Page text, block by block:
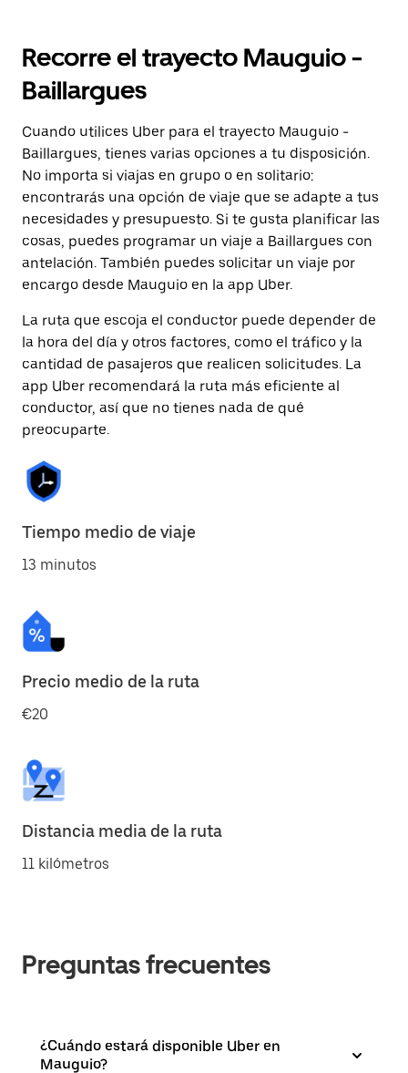
Recorre el trayecto Mauguio -
Baillargues
Cuando utilices Uber para el trayecto Mauguio -
Baillargues, tienes varias opciones a tu disposición.
No importa si viajas en grupo o en solitario:
encontrarás una opción de viaje que se adapte a tus
necesidades y presupuesto. Si te gusta planificar las
cosas, puedes programar un viaje a Baillargues con
antelación. También puedes solicitar un viaje por
encargo desde Mauguio en la app Uber.
La ruta que escoja el conductor puede depender de
la hora del día y otros factores, como el tráfico y la
cantidad de pasajeros que realicen solicitudes. La
app Uber recomendará la ruta más eficiente al
conductor, así que no tienes nada de qué
preocuparte.
Tiempo medio de viaje
13 minutos
Precio medio de la ruta
€20
Distancia media de la ruta
11 kilómetros
Preguntas frecuentes
¿Cuándo estará disponible Uber en
Mauguio?